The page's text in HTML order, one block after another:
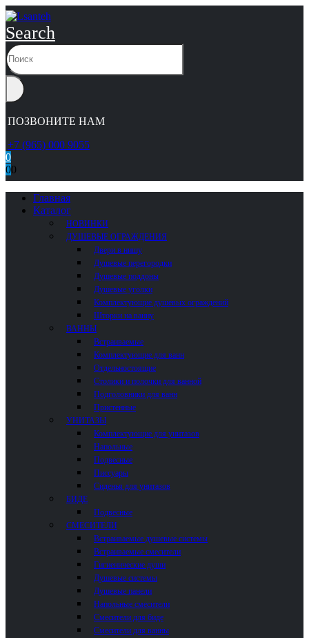
Search
ПОЗВОНИТЕ НАМ
+7 (965) 000 9055
0
00
Главная
Каталог
НОВИНКИ
ДУШЕВЫЕ ОГРАЖДЕНИЯ
Двери в нишу
Душевые перегородки
Душевые поддоны
Душевые уголки
Комплектующие душевых ограждений
Шторки на ванну
ВАННЫ
Встраиваемые
Комплектующие для ванн
Отдельностоящие
Столики и полочки для ванной
Подголовники для ванн
Пристенные
УНИТАЗЫ
Комплектующие для унитазов
Напольные
Подвесные
Писсуары
Сиденья для унитазов
БИДЕ
Подвесные
СМЕСИТЕЛИ
Встраиваемые душевые системы
Встраиваемые смесители
Гигиенические души
Душевые системы
Душевые панели
Напольные смесители
Смесители для биде
Смесители для ванны